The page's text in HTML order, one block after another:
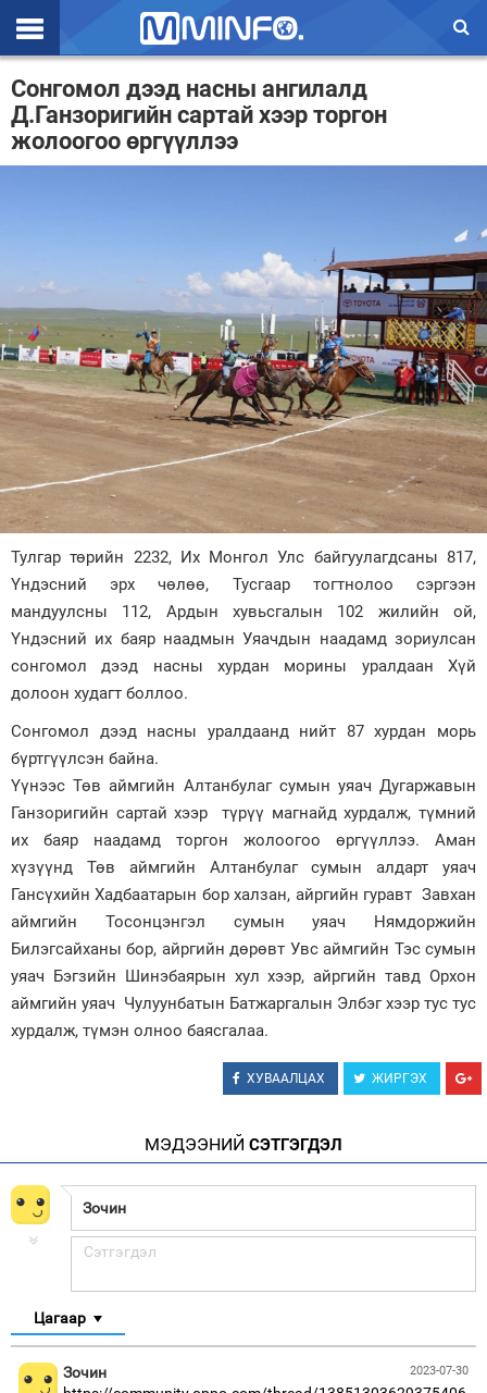
Эхлэл
Цаг агаар
Валют ханш
Спорт
Нийгэм
Дэлхий
Энтертайнмэнт
Зурхай
Сонгомол дээд насны ангилалд
Д.Ганзоригийн сартай хээр торгон
жолоогоо өргүүллээ
Тулгар төрийн 2232, Их Монгол Улс байгуулагдсаны 817,
Үндэсний эрх чөлөө, Тусгаар тогтнолоо сэргээн
мандуулсны 112, Ардын хувьсгалын 102 жилийн ой,
Үндэсний их баяр наадмын Уяачдын наадамд зориулсан
сонгомол дээд насны хурдан морины уралдаан Хүй
долоон худагт боллоо.
Сонгомол дээд насны уралдаанд нийт 87 хурдан морь
бүртгүүлсэн байна.
Үүнээс Төв аймгийн Алтанбулаг сумын уяач Дугаржавын
Ганзоригийн сартай хээр түрүү магнайд хурдалж, түмний
их баяр наадамд торгон жолоогоо өргүүллээ. Аман
хүзүүнд Төв аймгийн Алтанбулаг сумын алдарт уяач
Гансүхийн Хадбаатарын бор халзан, айргийн гуравт Завхан
аймгийн Тосонцэнгэл сумын уяач Нямдоржийн
Билэгсайханы бор, айргийн дөрөвт Увс аймгийн Тэс сумын
уяач Бэгзийн Шинэбаярын хул хээр, айргийн тавд Орхон
аймгийн уяач Чулуунбатын Батжаргалын Элбэг хээр тус тус
хурдалж, түмэн олноо баясгалаа.
ХУВААЛЦАХ ЖИРГЭХ
МЭДЭЭНИЙ СЭТГЭГДЭЛ
Цагаар
2023-07-30
Зочин